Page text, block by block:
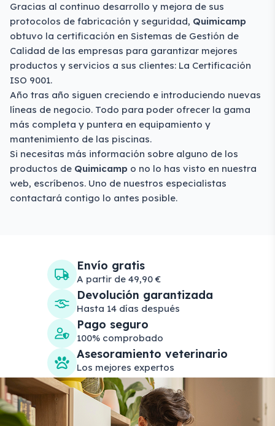
Gracias al continuo desarrollo y mejora de sus
protocolos de fabricación y seguridad, Quimicamp
obtuvo la certificación en Sistemas de Gestión de
Calidad de las empresas para garantizar mejores
productos y servicios a sus clientes: La Certificación
ISO 9001.
Año tras año siguen creciendo e introduciendo nuevas
líneas de negocio. Todo para poder ofrecer la gama
más completa y puntera en equipamiento y
mantenimiento de las piscinas.
Si necesitas más información sobre alguno de los
productos de Quimicamp o no lo has visto en nuestra
web, escríbenos. Uno de nuestros especialistas
contactará contigo lo antes posible.
Envío gratis
A partir de 49,90 €
Devolución garantizada
Hasta 14 días después
Pago seguro
100% comprobado
Asesoramiento veterinario
Los mejores expertos